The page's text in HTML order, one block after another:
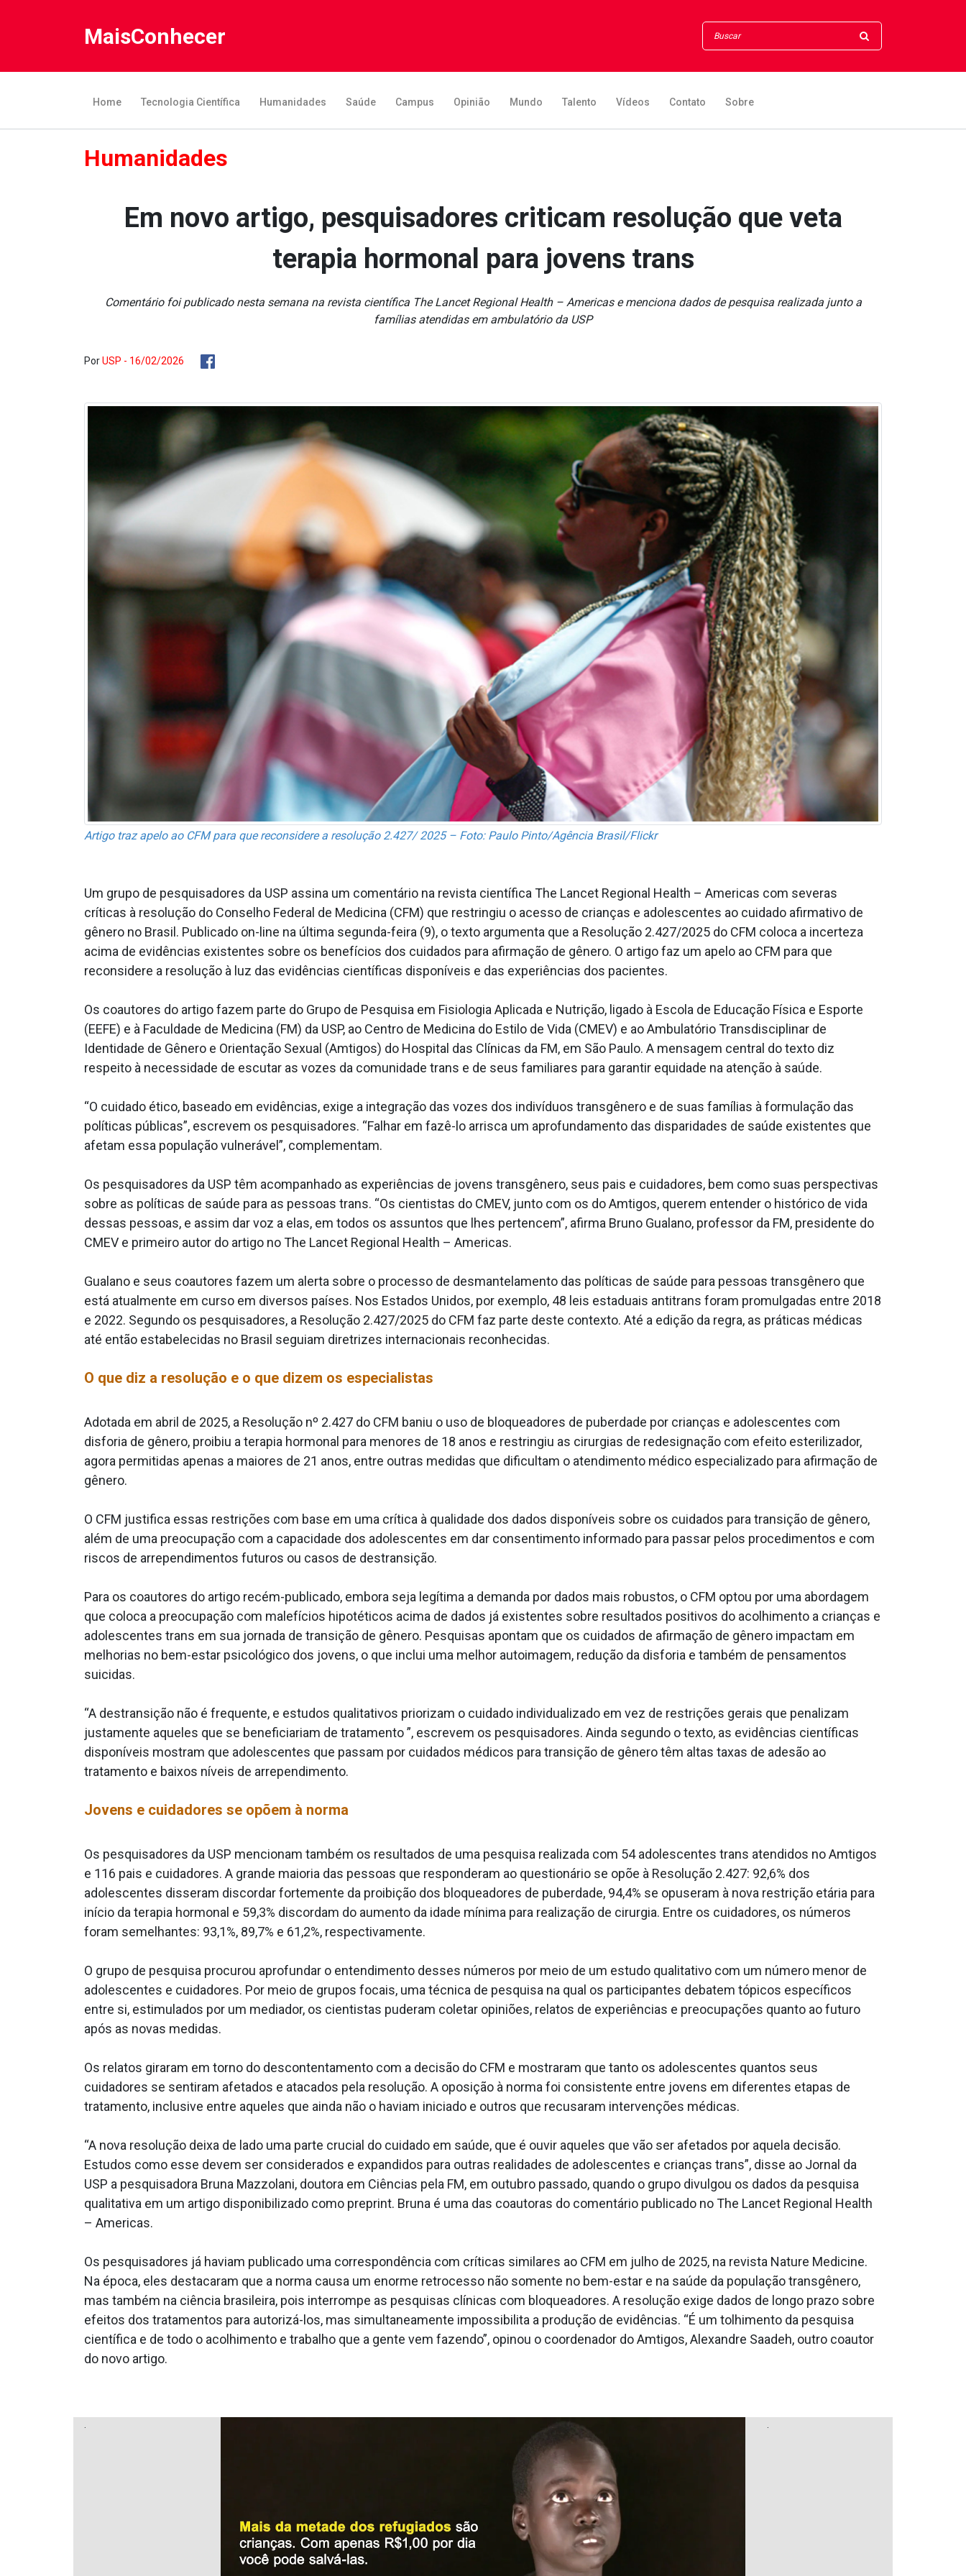
MaisConhecer
Home Tecnologia Científica Humanidades Saúde Campus Opinião Mundo Talento Vídeos Contato Sobre
Humanidades
Em novo artigo, pesquisadores criticam resolução que veta
terapia hormonal para jovens trans
Comentário foi publicado nesta semana na revista científica The Lancet Regional Health – Americas e menciona dados de pesquisa realizada junto a
famílias atendidas em ambulatório da USP
PorUSP - 16/02/2026
Artigo traz apelo ao CFM para que reconsidere a resolução 2.427/ 2025 – Foto: Paulo Pinto/Agência Brasil/Flickr
Um grupo de pesquisadores da USP assina um comentário na revista científica The Lancet Regional Health – Americas com severas
críticas à resolução do Conselho Federal de Medicina (CFM) que restringiu o acesso de crianças e adolescentes ao cuidado afirmativo de
gênero no Brasil. Publicado on-line na última segunda-feira (9), o texto argumenta que a Resolução 2.427/2025 do CFM coloca a incerteza
acima de evidências existentes sobre os benefícios dos cuidados para afirmação de gênero. O artigo faz um apelo ao CFM para que
reconsidere a resolução à luz das evidências científicas disponíveis e das experiências dos pacientes.
Os coautores do artigo fazem parte do Grupo de Pesquisa em Fisiologia Aplicada e Nutrição, ligado à Escola de Educação Física e Esporte
(EEFE) e à Faculdade de Medicina (FM) da USP, ao Centro de Medicina do Estilo de Vida (CMEV) e ao Ambulatório Transdisciplinar de
Identidade de Gênero e Orientação Sexual (Amtigos) do Hospital das Clínicas da FM, em São Paulo. A mensagem central do texto diz
respeito à necessidade de escutar as vozes da comunidade trans e de seus familiares para garantir equidade na atenção à saúde.
“O cuidado ético, baseado em evidências, exige a integração das vozes dos indivíduos transgênero e de suas famílias à formulação das
políticas públicas”, escrevem os pesquisadores. “Falhar em fazê-lo arrisca um aprofundamento das disparidades de saúde existentes que
afetam essa população vulnerável”, complementam.
Os pesquisadores da USP têm acompanhado as experiências de jovens transgênero, seus pais e cuidadores, bem como suas perspectivas
sobre as políticas de saúde para as pessoas trans. “Os cientistas do CMEV, junto com os do Amtigos, querem entender o histórico de vida
dessas pessoas, e assim dar voz a elas, em todos os assuntos que lhes pertencem”, afirma Bruno Gualano, professor da FM, presidente do
CMEV e primeiro autor do artigo no The Lancet Regional Health – Americas.
Gualano e seus coautores fazem um alerta sobre o processo de desmantelamento das políticas de saúde para pessoas transgênero que
está atualmente em curso em diversos países. Nos Estados Unidos, por exemplo, 48 leis estaduais antitrans foram promulgadas entre 2018
e 2022. Segundo os pesquisadores, a Resolução 2.427/2025 do CFM faz parte deste contexto. Até a edição da regra, as práticas médicas
até então estabelecidas no Brasil seguiam diretrizes internacionais reconhecidas.
O que diz a resolução e o que dizem os especialistas
Adotada em abril de 2025, a Resolução nº 2.427 do CFM baniu o uso de bloqueadores de puberdade por crianças e adolescentes com
disforia de gênero, proibiu a terapia hormonal para menores de 18 anos e restringiu as cirurgias de redesignação com efeito esterilizador,
agora permitidas apenas a maiores de 21 anos, entre outras medidas que dificultam o atendimento médico especializado para afirmação de
gênero.
O CFM justifica essas restrições com base em uma crítica à qualidade dos dados disponíveis sobre os cuidados para transição de gênero,
além de uma preocupação com a capacidade dos adolescentes em dar consentimento informado para passar pelos procedimentos e com
riscos de arrependimentos futuros ou casos de destransição.
Para os coautores do artigo recém-publicado, embora seja legítima a demanda por dados mais robustos, o CFM optou por uma abordagem
que coloca a preocupação com malefícios hipotéticos acima de dados já existentes sobre resultados positivos do acolhimento a crianças e
adolescentes trans em sua jornada de transição de gênero. Pesquisas apontam que os cuidados de afirmação de gênero impactam em
melhorias no bem-estar psicológico dos jovens, o que inclui uma melhor autoimagem, redução da disforia e também de pensamentos
suicidas.
“A destransição não é frequente, e estudos qualitativos priorizam o cuidado individualizado em vez de restrições gerais que penalizam
justamente aqueles que se beneficiariam de tratamento ”, escrevem os pesquisadores. Ainda segundo o texto, as evidências científicas
disponíveis mostram que adolescentes que passam por cuidados médicos para transição de gênero têm altas taxas de adesão ao
tratamento e baixos níveis de arrependimento.
Jovens e cuidadores se opõem à norma
Os pesquisadores da USP mencionam também os resultados de uma pesquisa realizada com 54 adolescentes trans atendidos no Amtigos
e 116 pais e cuidadores. A grande maioria das pessoas que responderam ao questionário se opõe à Resolução 2.427: 92,6% dos
adolescentes disseram discordar fortemente da proibição dos bloqueadores de puberdade, 94,4% se opuseram à nova restrição etária para
início da terapia hormonal e 59,3% discordam do aumento da idade mínima para realização de cirurgia. Entre os cuidadores, os números
foram semelhantes: 93,1%, 89,7% e 61,2%, respectivamente.
O grupo de pesquisa procurou aprofundar o entendimento desses números por meio de um estudo qualitativo com um número menor de
adolescentes e cuidadores. Por meio de grupos focais, uma técnica de pesquisa na qual os participantes debatem tópicos específicos
entre si, estimulados por um mediador, os cientistas puderam coletar opiniões, relatos de experiências e preocupações quanto ao futuro
após as novas medidas.
Os relatos giraram em torno do descontentamento com a decisão do CFM e mostraram que tanto os adolescentes quantos seus
cuidadores se sentiram afetados e atacados pela resolução. A oposição à norma foi consistente entre jovens em diferentes etapas de
tratamento, inclusive entre aqueles que ainda não o haviam iniciado e outros que recusaram intervenções médicas.
“A nova resolução deixa de lado uma parte crucial do cuidado em saúde, que é ouvir aqueles que vão ser afetados por aquela decisão.
Estudos como esse devem ser considerados e expandidos para outras realidades de adolescentes e crianças trans”, disse ao Jornal da
USP a pesquisadora Bruna Mazzolani, doutora em Ciências pela FM, em outubro passado, quando o grupo divulgou os dados da pesquisa
qualitativa em um artigo disponibilizado como preprint. Bruna é uma das coautoras do comentário publicado no The Lancet Regional Health
– Americas.
Os pesquisadores já haviam publicado uma correspondência com críticas similares ao CFM em julho de 2025, na revista Nature Medicine.
Na época, eles destacaram que a norma causa um enorme retrocesso não somente no bem-estar e na saúde da população transgênero,
mas também na ciência brasileira, pois interrompe as pesquisas clínicas com bloqueadores. A resolução exige dados de longo prazo sobre
efeitos dos tratamentos para autorizá-los, mas simultaneamente impossibilita a produção de evidências. “É um tolhimento da pesquisa
científica e de todo o acolhimento e trabalho que a gente vem fazendo”, opinou o coordenador do Amtigos, Alexandre Saadeh, outro coautor
do novo artigo.